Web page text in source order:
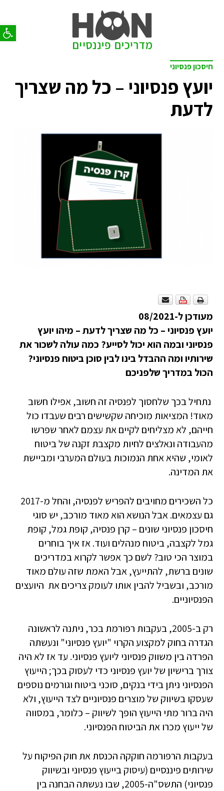
פתח
חיסכון פנסיוני
יועץ פנסיוני – כל מה שצריך
לדעת
מעודכן ל-08/2021
יועץ פנסיוני – כל מה שצריך לדעת – מיהו יועץ
פנסיוני ובמה הוא יכול לסייע? כמה עולה לשכור את
שירותיו ומה ההבדל בינו לבין סוכן ביטוח פנסיוני?
הכול במדריך שלפניכם
נתחיל בכך שלחסוך לפנסיה זה חשוב, אפילו חשוב
מאוד! המציאות מוכיחה שקשישים רבים שעבדו כול
חייהם, לא מצליחים לקיים את עצמם לאחר שפרשו
מהעבודה ונאלצים לחיות מקצבת זקנה של ביטוח
לאומי, שהיא אחת הנמוכות בעולם המערבי ומביישת
את המדינה.
כל השכירים מחויבים להפריש לפנסיה, והחל מ-2017
גם עצמאים. אבל הנושא הוא מאוד מורכב, יש סוגי
חיסכון פנסיוני שונים – קרן פנסיה, קופת גמל, קופת
גמל לקצבה, ביטוח מנהלים ועוד. אז איך בוחרים
במוצר הכי טוב? לשם כך אפשר לקרוא במדריכים
שונים ברשת, להתייעץ, אבל האמת שזה עולם מאוד
מורכב, ובשביל להבין אותו לעומק צריכים את היועצים
הפנסיוניים.
רק ב-2005, בעקבות רפורמת בכר, ניתנה לראשונה
הגדרה בחוק למקצוע הקרוי "יועץ פנסיוני" ונעשתה
הפרדה בין משווק פנסיוני ליועץ פנסיוני. עד אז לא היה
צורך ברישיון של יועץ פנסיוני כדי לעסוק בכך; הייעוץ
הפנסיוני ניתן בידי בנקים, סוכני ביטוח וגורמים נוספים
שעסקו בשיווק של מוצרים פנסיוניים לצד הייעוץ, ולא
היה ברור מתי הייעוץ הופך לשיווק – כלומר, במסווה
של ייעוץ מכרו את הביטוח הפנסיוני.
בעקבות הרפורמה חוקקה הכנסת את חוק הפיקוח על
שירותים פיננסיים (עיסוק בייעוץ פנסיוני ובשיווק
פנסיוני) התשס"ה-2005, שבו נעשתה הבחנה בין